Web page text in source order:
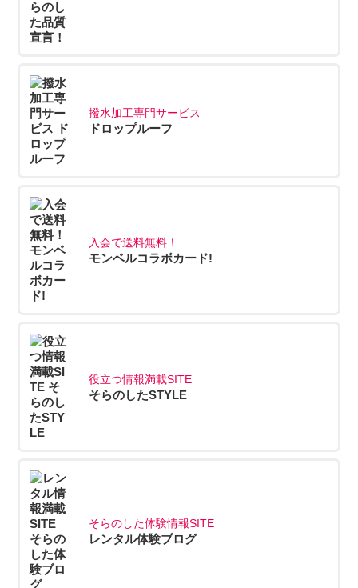
撥水加工専門サービス
ドロップルーフ
入会で送料無料！
モンベルコラボカード!
役立つ情報満載SITE
そらのしたSTYLE
そらのした体験情報SITE
レンタル体験ブログ